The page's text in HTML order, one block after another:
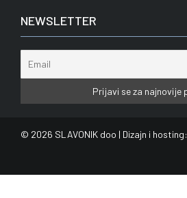
NEWSLETTER
© 2026 SLAVONIK doo | Dizajn i hosting: